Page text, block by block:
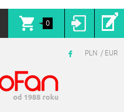
0
PLN EUR